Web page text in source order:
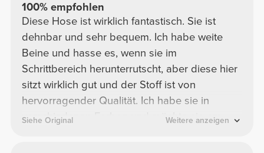
100% empfohlen
Diese Hose ist wirklich fantastisch. Sie ist
dehnbar und sehr bequem. Ich habe weite
Beine und hasse es, wenn sie im
Schrittbereich herunterrutscht, aber diese hier
sitzt wirklich gut und der Stoff ist von
hervorragender Qualität. Ich habe sie in
verschiedenen Farben und möchte sie am
Siehe Original Weitere anzeigen